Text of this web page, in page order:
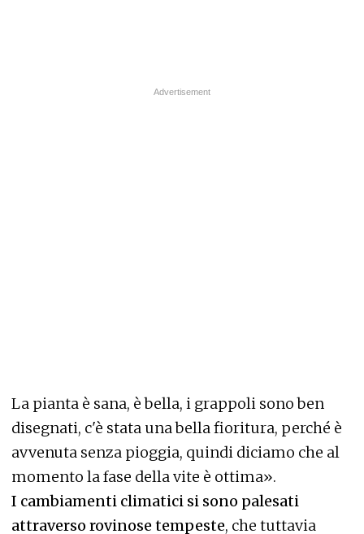
La pianta è sana, è bella, i grappoli sono ben
disegnati, c'è stata una bella fioritura, perché è
avvenuta senza pioggia, quindi diciamo che al
momento la fase della vite è ottima».
I cambiamenti climatici si sono palesati
attraverso rovinose tempeste, che tuttavia